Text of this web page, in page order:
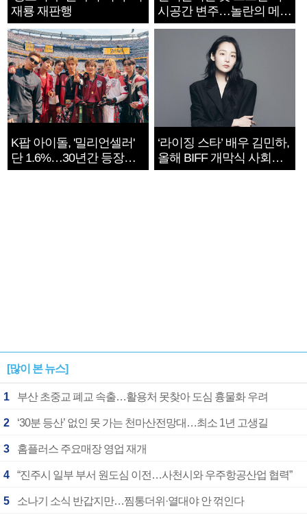
재룡 재판행
시공간 변주…놀란의 메시
지는 ‘전쟁 속죄’
K팝 아이돌, '밀리언셀러'
단 1.6%…30년간 등장
1182개팀 전수조사
‘라이징 스타’ 배우 김민하,
올해 BIFF 개막식 사회자
확정
[많이 본 뉴스]
1 부산 초중교 폐교 속출…활용처 못찾아 도심 흉물화 우려
2 ‘30분 등산’ 없인 못 가는 천마산전망대…최소 1년 고생길
3 홈플러스 주요매장 영업 재개
4 “진주시 일부 부서 원도심 이전…사천시와 우주항공산업 협력”
5 소나기 소식 반갑지만…찜통더위·열대야 안 꺾인다